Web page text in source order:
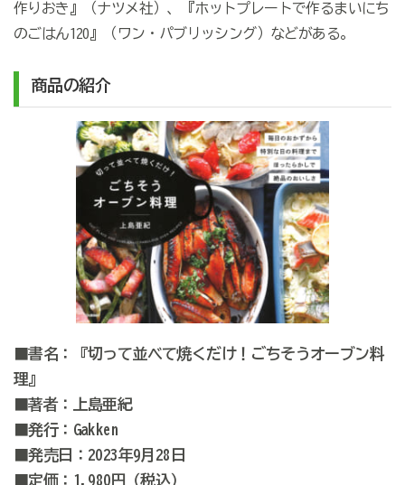
作りおき』（ナツメ社）、『ホットプレートで作るまいにち
のごはん120』（ワン・パブリッシング）などがある。
商品の紹介
■書名：『切って並べて焼くだけ！ごちそうオーブン料
理』
■著者：上島亜紀
■発行：Gakken
■発売日：2023年9月28日
■定価：1,980円（税込）